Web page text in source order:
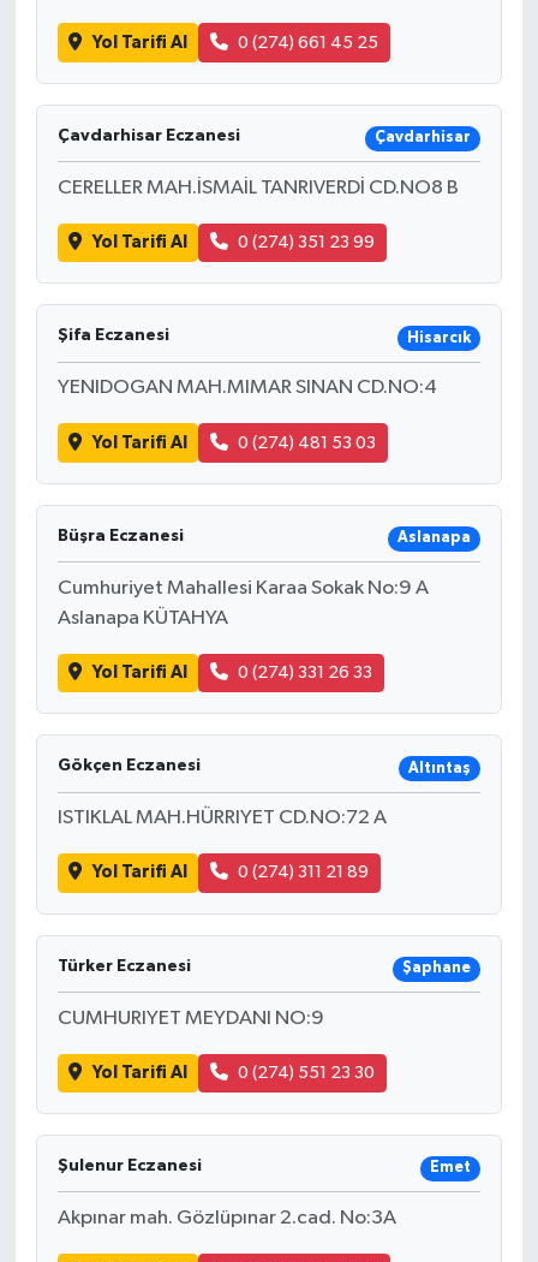
Yol Tarifi Al 0 (274) 661 45 25
Çavdarhisar Eczanesi Çavdarhisar
CERELLER MAH.İSMAİL TANRIVERDİ CD.NO8 B
Yol Tarifi Al 0 (274) 351 23 99
Şifa Eczanesi Hisarcık
YENIDOGAN MAH.MIMAR SINAN CD.NO:4
Yol Tarifi Al 0 (274) 481 53 03
Büşra Eczanesi Aslanapa
Cumhuriyet Mahallesi Karaa Sokak No:9 A
Aslanapa KÜTAHYA
Yol Tarifi Al 0 (274) 331 26 33
Gökçen Eczanesi Altıntaş
ISTIKLAL MAH.HÜRRIYET CD.NO:72 A
Yol Tarifi Al 0 (274) 311 21 89
Türker Eczanesi Şaphane
CUMHURIYET MEYDANI NO:9
Yol Tarifi Al 0 (274) 551 23 30
Şulenur Eczanesi Emet
Akpınar mah. Gözlüpınar 2.cad. No:3A